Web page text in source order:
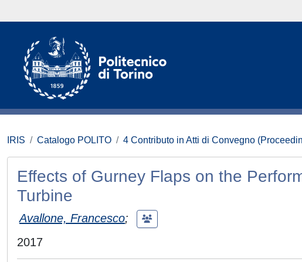
IRIS Catalogo POLITO 4 Contributo in Atti di Convegno
Effects of Gurney Flaps on the
Turbine
Avallone, Francesco;
2017